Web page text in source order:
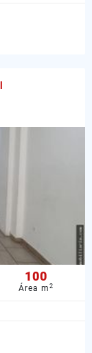
100
Área m2